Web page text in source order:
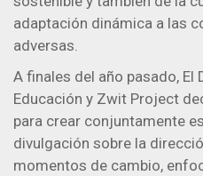
adaptación dinámica a las
adversas.
A finales del año pasado, El
Educación y Zwit Project
para crear conjuntamente
divulgación sobre la
momentos de cambio,